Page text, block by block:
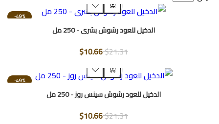
-49%
الدخيل للعود رشوش بشرى - 250 مل
$21.31
$10.66
-49%
الدخيل للعود رشوش سينس روز - 250 مل
$21.31
$10.66